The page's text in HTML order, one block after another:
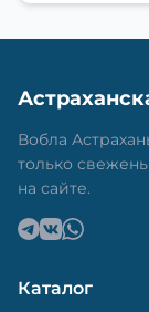
Вобла
только
на сайте.
Каталог